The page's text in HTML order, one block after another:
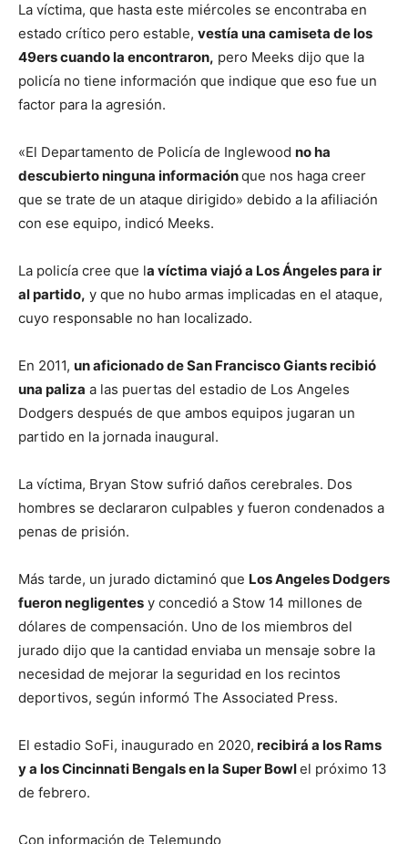
La víctima, que hasta este miércoles se encontraba en
estado crítico pero estable, vestía una camiseta de los
49ers cuando la encontraron, pero Meeks dijo que la
policía no tiene información que indique que eso fue un
factor para la agresión.
«El Departamento de Policía de Inglewood no ha
descubierto ninguna informaciónque nos haga creer
que se trate de un ataque dirigido» debido a la afiliación
con ese equipo, indicó Meeks.
La policía cree que la víctima viajó a Los Ángeles para ir
al partido, y que no hubo armas implicadas en el ataque,
cuyo responsable no han localizado.
En 2011, un aficionado de San Francisco Giants recibió
una paliza a las puertas del estadio de Los Angeles
Dodgers después de que ambos equipos jugaran un
partido en la jornada inaugural.
La víctima, Bryan Stow sufrió daños cerebrales. Dos
hombres se declararon culpables y fueron condenados a
penas de prisión.
Más tarde, un jurado dictaminó que Los Angeles Dodgers
fueron negligentes y concedió a Stow 14 millones de
dólares de compensación. Uno de los miembros del
jurado dijo que la cantidad enviaba un mensaje sobre la
necesidad de mejorar la seguridad en los recintos
deportivos, según informó The Associated Press.
El estadio SoFi, inaugurado en 2020, recibirá a los Rams
y a los Cincinnati Bengals en la Super Bowlel próximo 13
de febrero.
Con información de Telemundo